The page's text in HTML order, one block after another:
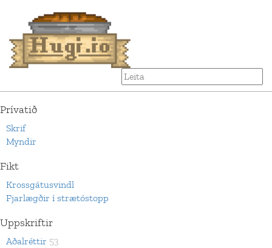
Prívatið
Skrif
Myndir
Fikt
Krossgátusvindl
Fjarlægðir í strætóstopp
Uppskriftir
Aðalréttir 53